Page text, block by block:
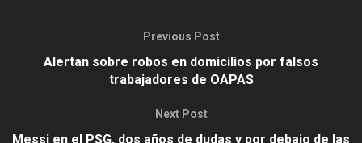
Previous Post
Alertan sobre robos en domicilios por falsos
trabajadores de OAPAS
Next Post
Messi en el PSG, dos años de dudas y por debajo de las